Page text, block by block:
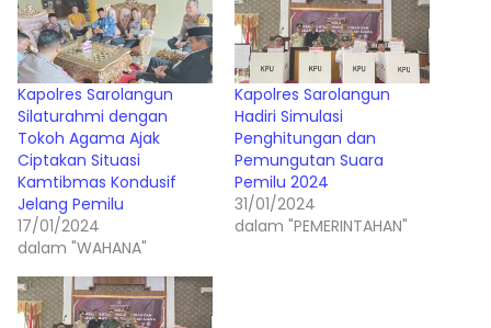
Kapolres Sarolangun
Silaturahmi dengan
Tokoh Agama Ajak
Ciptakan Situasi
Kamtibmas Kondusif
Jelang Pemilu
17/01/2024
dalam "WAHANA"
Kapolres Sarolangun
Hadiri Simulasi
Penghitungan dan
Pemungutan Suara
Pemilu 2024
31/01/2024
dalam "PEMERINTAHAN"